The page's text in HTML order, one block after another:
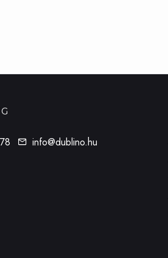
info@dublino.hu